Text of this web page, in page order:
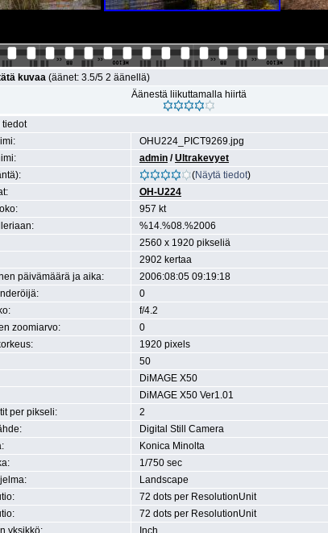
kuvaa (äänet: 3.5/5 2 äänellä)
Äänestä liikuttamalla hiirtä
tiedot
OHU224_PICT9269.jpg
admin /Ultrakevyet
(Näytä tiedot)
OH-U224
957 kt
%14.%08.%2006
2560 x 1920 pikseliä
2902 kertaa
päivämäärä ja aika:
2006:08:05 09:19:18
0
f/4.2
zoomiarvo:
0
1920 pixels
50
DiMAGE X50
DiMAGE X50 Ver1.01
per pikseli:
2
Digital Still Camera
Konica Minolta
1/750 sec
Landscape
72 dots per ResolutionUnit
72 dots per ResolutionUnit
yksikkö:
Inch